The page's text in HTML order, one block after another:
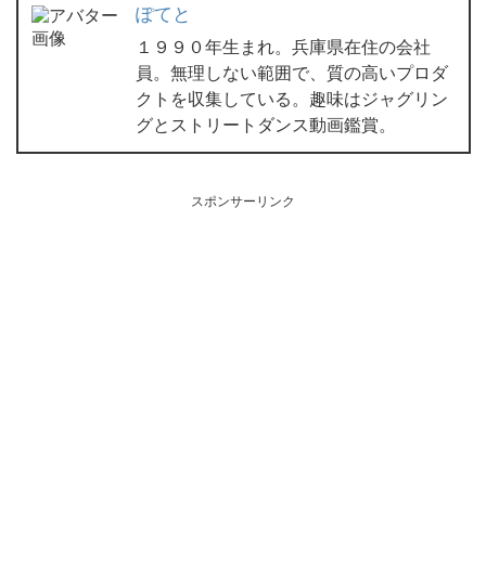
ぽてと
１９９０年生まれ。兵庫県在住の会社
員。無理しない範囲で、質の高いプロダ
クトを収集している。趣味はジャグリン
グとストリートダンス動画鑑賞。
スポンサーリンク